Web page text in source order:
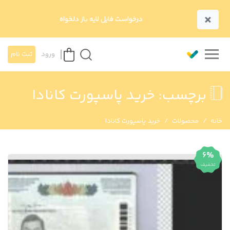
× درخواست فایل لایه باز دلخواه
ورود ثبت نام
برچسب: خرید پاسپورت کانادا
خانه محصولات خرید پاسپورت کانادا
6%
تخفیف